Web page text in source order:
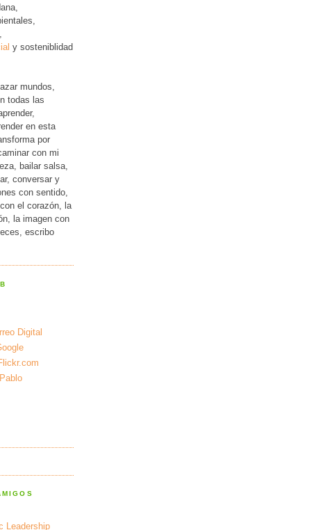
y sosteniblidad
mundos,
todas las
en esta
por
con mi
bailar salsa,
conversar y
con sentido,
el corazón, la
la imagen con
escribo
Digital
Leadership